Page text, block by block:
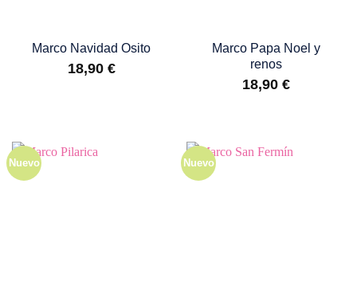
Marco Navidad Osito
18,90 €
Marco Papa Noel y
renos
18,90 €
Nuevo Nuevo